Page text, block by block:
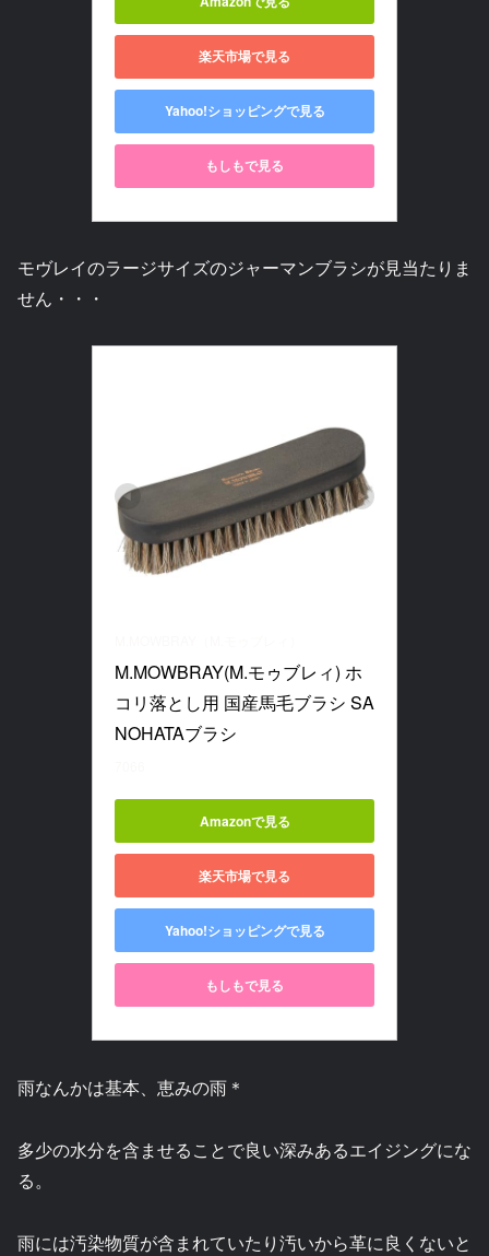
楽天市場で見る
Yahoo!ショッピングで見る
もしもで見る
モヴレイのラージサイズのジャーマンブラシが見当たりま
せん・・・
M.MOWBRAY(M.モゥブレィ) ホ
コリ落とし用 国産馬毛ブラシ SA
NOHATAブラシ
Amazonで見る
楽天市場で見る
Yahoo!ショッピングで見る
もしもで見る
雨なんかは基本、恵みの雨＊
多少の水分を含ませることで良い深みあるエイジングにな
る。
雨には汚染物質が含まれていたり汚いから革に良くないと